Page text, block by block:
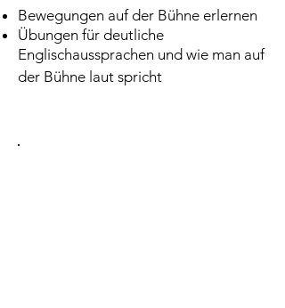
Bewegungen auf der Bühne erlernen
Übungen für deutliche
Englischaussprachen und wie man auf
der Bühne laut spricht